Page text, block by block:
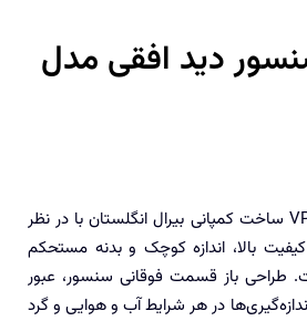
سنسور دید افقی VPF-710 ساخت کمپانی بیرال انگلستان با در نظر
بالا، اندازه کوچک و بدنه مستحکم
طراحی باز قسمت فوقانی سنسور، عبور
اندازه‌گیری‌ها در هر شرایط آب و هوایی و گرد